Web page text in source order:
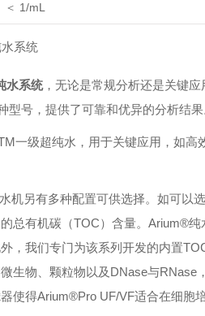
＜ 1/mL
系统
水系统，无论是常规分析还是关键
型号，提供了可靠和优异的分析结
一级超纯水，用于关键应用，如
机另有多种配置可供选择。如可以
总有机碳（TOC）含量。Arium®
，我们专门为该系列开发的内置
生物、颗粒物以及DNase与
使得Arium®Pro UF/VF适合在细胞